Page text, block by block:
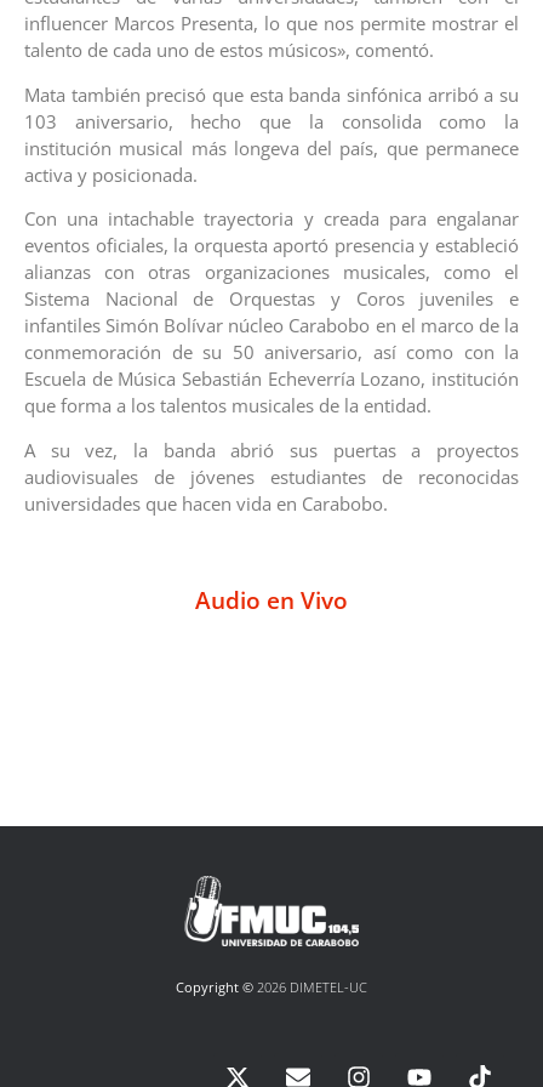
influencer Marcos Presenta, lo que nos permite mostrar el
talento de cada uno de estos músicos», comentó.
Mata también precisó que esta banda sinfónica arribó a su
103 aniversario, hecho que la consolida como la
institución musical más longeva del país, que permanece
activa y posicionada.
Con una intachable trayectoria y creada para engalanar
eventos oficiales, la orquesta aportó presencia y estableció
alianzas con otras organizaciones musicales, como el
Sistema Nacional de Orquestas y Coros juveniles e
infantiles Simón Bolívar núcleo Carabobo en el marco de la
conmemoración de su 50 aniversario, así como con la
Escuela de Música Sebastián Echeverría Lozano, institución
que forma a los talentos musicales de la entidad.
A su vez, la banda abrió sus puertas a proyectos
audiovisuales de jóvenes estudiantes de reconocidas
universidades que hacen vida en Carabobo.
Audio en Vivo
Copyright © 2026 DIMETEL-UC